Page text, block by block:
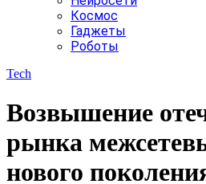
Космос
Гаджеты
Роботы
Tech
Возвышение
рынка
нового